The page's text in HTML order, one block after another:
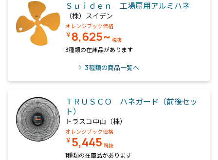
Ｓｕｉｄｅｎ 工場扇用アルミハネ
（株）スイデン
オレンジブック価格
￥8,625~ 税抜
3種類の在庫品があります
3種類の商品一覧へ
ＴＲＵＳＣＯ ハネガード（前後セッ
ト）
トラスコ中山（株）
オレンジブック価格
￥5,445 税抜
1種類の在庫品があります